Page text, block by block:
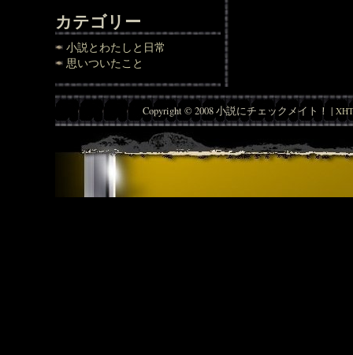
カテゴリー
小説とわたしと日常
思いついたこと
Copyright © 2008 小説にチェックメイト！ |